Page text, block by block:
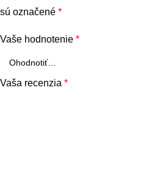
sú označené *
Vaše hodnotenie *
Vaša recenzia *